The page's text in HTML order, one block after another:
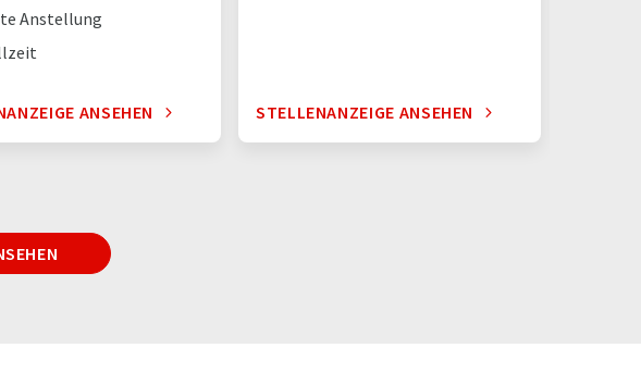
Anstellung
ANSEHEN STELLENANZEIGE ANSEHEN